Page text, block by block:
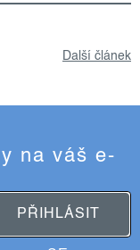
Další článek
na váš e-
PŘIHLÁSIT